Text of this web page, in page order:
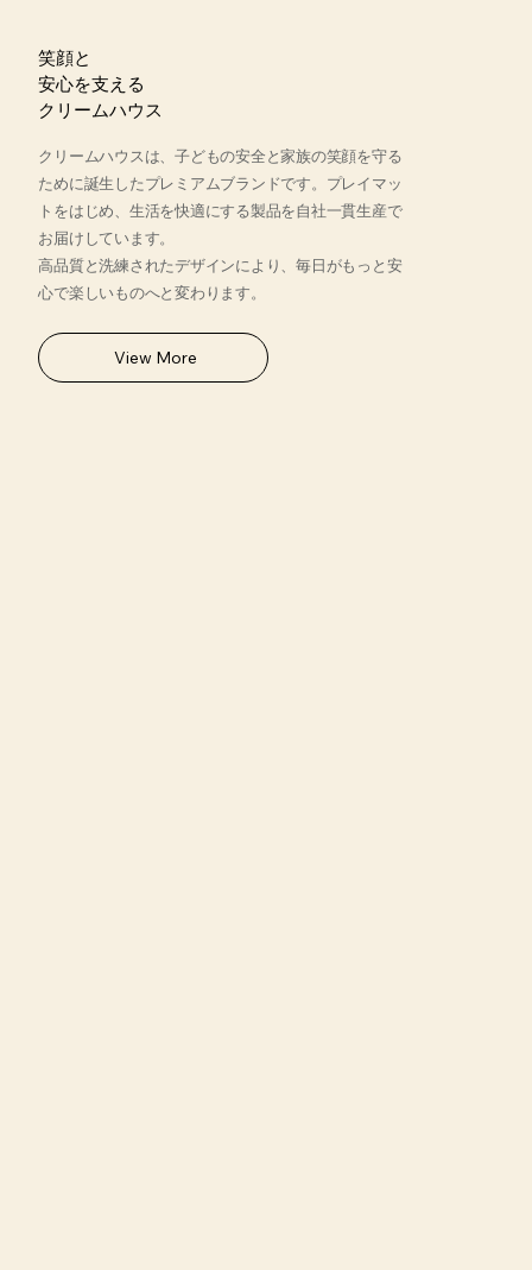
笑顔と
安心を支える
​クリームハウス
クリームハウスは、子どもの安全と家族の笑顔を守る
ために誕生したプレミアムブランドです。プレイマッ
トをはじめ、生活を快適にする製品を自社一貫生産で
お届けしています。
高品質と洗練されたデザインにより、毎日がもっと安
心で楽しいものへと変わります。
View More